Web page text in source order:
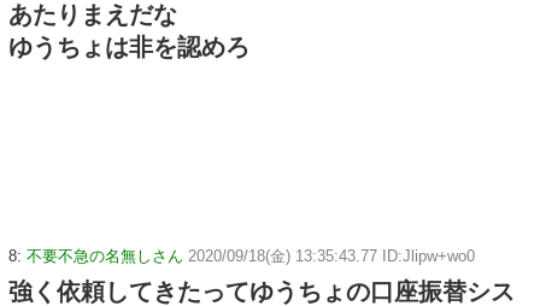
あたりまえだな
ゆうちょは非を認めろ
8: 不要不急の名無しさん 2020/09/18(金) 13:35:43.77 ID:Jlipw+wo0
強く依頼してきたってゆうちょの口座振替シス